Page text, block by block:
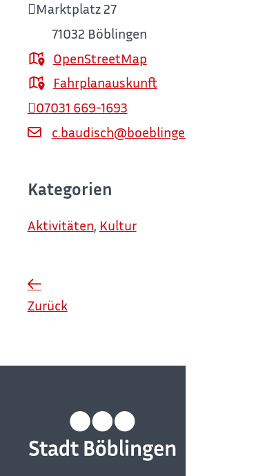
Marktplatz 27
71032 Böblingen
OpenStreetMap
Fahrplanauskunft
c.baudisch@boeblingen.de
07031 669-1693
Kategorien
Aktivitäten, Kultur
Zurück